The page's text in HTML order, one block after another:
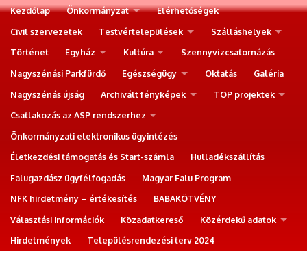
Kezdőlap Önkormányzat
Elérhetőségek
Civil szervezetek
Testvértelepülések
Szálláshelyek
Történet
Egyház Kultúra
Szennyvízcsatornázás
Nagyszénási Parkfürdő
Egészségügy Oktatás
Galéria
Nagyszénás újság
Archivált fényképek
TOP projektek
Csatlakozás az ASP rendszerhez
Önkormányzati elektronikus ügyintézés
Életkezdési támogatás és Start-számla
Hulladékszállítás
Falugazdász ügyfélfogadás
Magyar Falu Program
NFK hirdetmény – értékesítés
BABAKÖTVÉNY
Választási információk
Közadatkereső
Közérdekű adatok
Hirdetmények
Településrendezési terv 2024